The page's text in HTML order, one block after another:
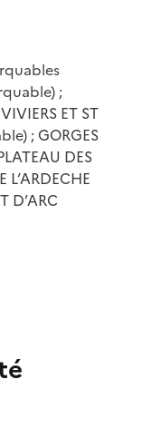
;
ET ST
; GORGES
DES
D’ARC